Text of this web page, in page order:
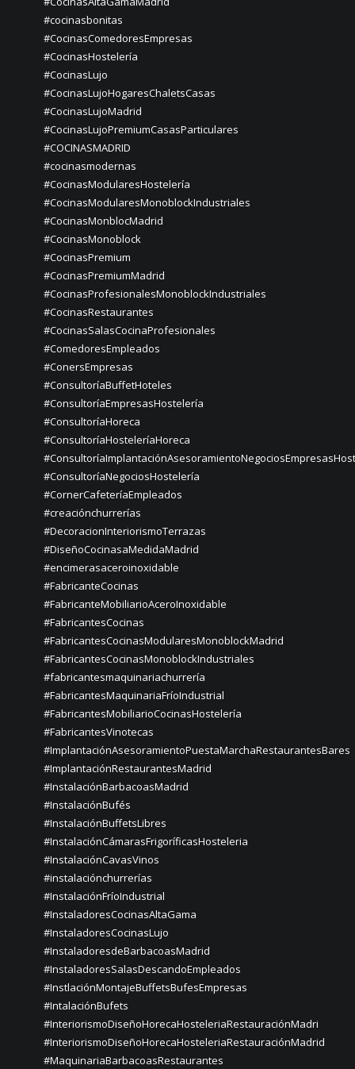
#cocinasbonitas
#CocinasComedoresEmpresas
#CocinasHostelería
#CocinasLujo
#CocinasLujoHogaresChaletsCasas
#CocinasLujoMadrid
#CocinasLujoPremiumCasasParticulares
#COCINASMADRID
#cocinasmodernas
#CocinasModularesHostelería
#CocinasModularesMonoblockIndustriales
#CocinasMonblocMadrid
#CocinasMonoblock
#CocinasPremium
#CocinasPremiumMadrid
#CocinasProfesionalesMonoblockIndustriales
#CocinasRestaurantes
#CocinasSalasCocinaProfesionales
#ComedoresEmpleados
#ConersEmpresas
#ConsultoríaBuffetHoteles
#ConsultoríaEmpresasHostelería
#ConsultoríaHoreca
#ConsultoríaHosteleríaHoreca
#ConsultoríaNegociosHostelería
#CornerCafeteríaEmpleados
#creaciónchurrerías
#DecoracionInteriorismoTerrazas
#DiseñoCocinasaMedidaMadrid
#encimerasaceroinoxidable
#FabricanteCocinas
#FabricanteMobiliarioAceroInoxidable
#FabricantesCocinas
#FabricantesCocinasModularesMonoblockMadrid
#FabricantesCocinasMonoblockIndustriales
#fabricantesmaquinariachurrería
#FabricantesMaquinariaFríoIndustrial
#FabricantesMobiliarioCocinasHostelería
#FabricantesVinotecas
#ImplantaciónAsesoramientoPuestaMarchaRestaurantesBares
#ImplantaciónRestaurantesMadrid
#InstalaciónBarbacoasMadrid
#InstalaciónBufés
#InstalaciónBuffetsLibres
#InstalaciónCámarasFrigoríficasHosteleria
#InstalaciónCavasVinos
#instalaciónchurrerías
#InstalaciónFríoIndustrial
#InstaladoresCocinasAltaGama
#InstaladoresCocinasLujo
#InstaladoresdeBarbacoasMadrid
#InstaladoresSalasDescandoEmpleados
#InstlaciónMontajeBuffetsBufesEmpresas
#IntalaciónBufets
#InteriorismoDiseñoHorecaHosteleriaRestauraciónMadri
#InteriorismoDiseñoHorecaHosteleriaRestauraciónMadrid
#MaquinariaBarbacoasRestaurantes